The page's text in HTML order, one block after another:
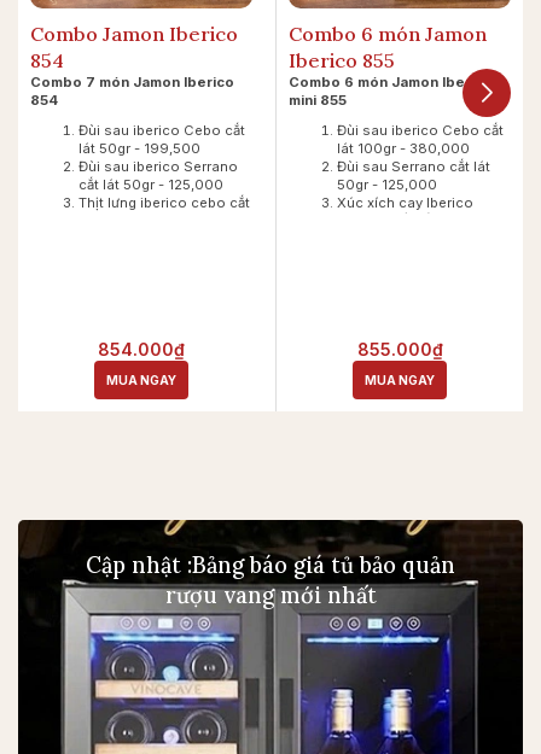
Combo Jamon Iberico
854
Combo 7 món Jamon Iberico
854
Đùi sau iberico Cebo cắt
lát 50gr - 199,500
Đùi sau iberico Serrano
cắt lát 50gr - 125,000
Thịt lưng iberico cebo cắt
Oliu xanh tách hat có gia
vi - Castelvetrano Olives
30 Gr - 39,000
Hộp Hoàng Gia - 15,000
854.000₫
MUA NGAY
Combo 6 món Jamon
Iberico 855
Combo 6 món Jamon Iberico
mini 855
Đùi sau iberico Cebo cắt
lát 100gr - 380,000
Đùi sau Serrano cắt lát
50gr - 125,000
Xúc xích cay Iberico
Hộp Hoàng Gia - 15.000
855.000₫
MUA NGAY
Cập nhật :Bảng báo giá tủ bảo quản
rượu vang mới nhất